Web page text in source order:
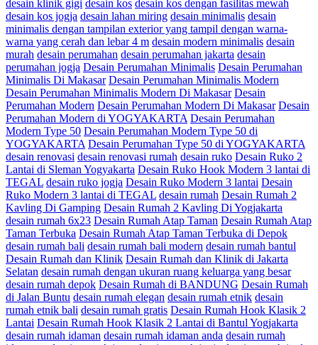
desain klinik gigi desain kos desain kos dengan fasilitas mewah
desain kos jogja desain lahan miring desain minimalis desain
minimalis dengan tampilan exterior yang tampil dengan warna-
warna yang cerah dan lebar 4 m desain modern minimalis desain
murah desain perumahan desain perumahan jakarta desain
perumahan jogja Desain Perumahan Minimalis Desain Perumahan
Minimalis Di Makasar Desain Perumahan Minimalis Modern
Desain Perumahan Minimalis Modern Di Makasar Desain
Perumahan Modern Desain Perumahan Modern Di Makasar Desain
Perumahan Modern di YOGYAKARTA Desain Perumahan
Modern Type 50 Desain Perumahan Modern Type 50 di
YOGYAKARTA Desain Perumahan Type 50 di YOGYAKARTA
desain renovasi desain renovasi rumah desain ruko Desain Ruko 2
Lantai di Sleman Yogyakarta Desain Ruko Hook Modern 3 lantai di
TEGAL desain ruko jogja Desain Ruko Modern 3 lantai Desain
Ruko Modern 3 lantai di TEGAL desain rumah Desain Rumah 2
Kavling Di Gamping Desain Rumah 2 Kavling Di Yogjakarta
desain rumah 6x23 Desain Rumah Atap Taman Desain Rumah Atap
Taman Terbuka Desain Rumah Atap Taman Terbuka di Depok
desain rumah bali desain rumah bali modern desain rumah bantul
Desain Rumah dan Klinik Desain Rumah dan Klinik di Jakarta
Selatan desain rumah dengan ukuran ruang keluarga yang besar
desain rumah depok Desain Rumah di BANDUNG Desain Rumah
di Jalan Buntu desain rumah elegan desain rumah etnik desain
rumah etnik bali desain rumah gratis Desain Rumah Hook Klasik 2
Lantai Desain Rumah Hook Klasik 2 Lantai di Bantul Yogjakarta
desain rumah idaman desain rumah idaman anda desain rumah